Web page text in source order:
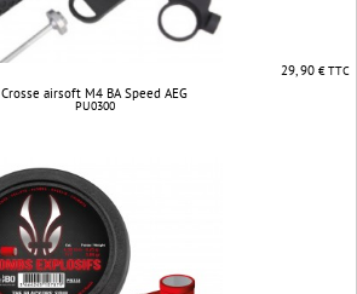
29, 90€ TTC
Crosse airsoft M4 BA Speed AEG
PU0300